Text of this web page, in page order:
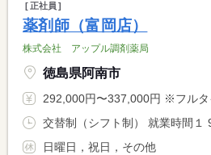
正社員
薬剤師（富岡店）
株式会社 アップル調剤薬局
徳島県阿南市
292,000円〜337,000円 ※フルタイム求人の場合は月額（換算額）、パ
日曜日，祝日，その他